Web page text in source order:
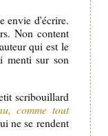
envie d'écrire.
Non content
qui est le
menti sur son
scribouillard
comme tout
ne se rendent